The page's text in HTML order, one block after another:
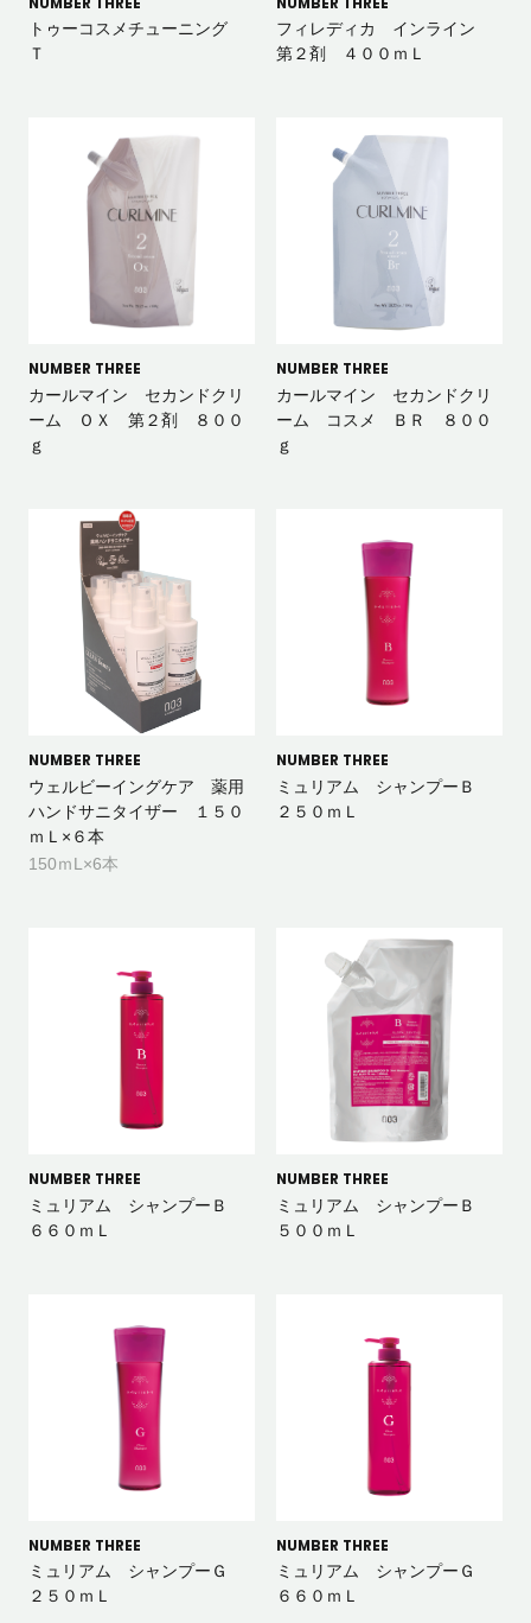
トゥーコスメチューニング
Ｔ
フィレディカ インライン
第２剤 ４００ｍＬ
NUMBER THREE
カールマイン セカンドクリ
ーム ＯＸ 第２剤 ８００
ｇ
NUMBER THREE
カールマイン セカンドクリ
ーム コスメ ＢＲ ８００
ｇ
NUMBER THREE
ウェルビーイングケア 薬用
ハンドサニタイザー １５０
ｍＬ×６本
150ｍL×6本
NUMBER THREE
ミュリアム シャンプーＢ
２５０ｍＬ
NUMBER THREE
ミュリアム シャンプーＢ
６６０ｍＬ
NUMBER THREE
ミュリアム シャンプーＢ
５００ｍＬ
NUMBER THREE
ミュリアム シャンプーＧ
２５０ｍＬ
NUMBER THREE
ミュリアム シャンプーＧ
６６０ｍＬ